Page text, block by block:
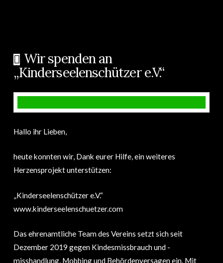
Wir spenden an
„Kinderseelenschützer e.V.“
Hallo ihr Lieben,
heute konnten wir, Dank eurer Hilfe, ein weiteres
Herzensprojekt unterstützen:
„Kinderseelenschützer e.V.“
www.kinderseelenschuetzer.com
Das ehrenamtliche Team des Vereins setzt sich seit
Dezember 2019 gegen Kindesmissbrauch und -
misshandlung, Mobbing und Behördenversagen ein. Mit